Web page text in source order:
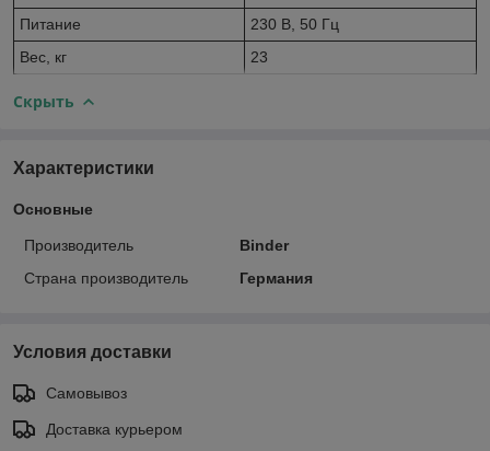
Питание
230 В, 50 Гц
Вес, кг
23
Скрыть
Характеристики
Основные
Производитель
Binder
Страна производитель
Германия
Условия доставки
Самовывоз
Доставка курьером